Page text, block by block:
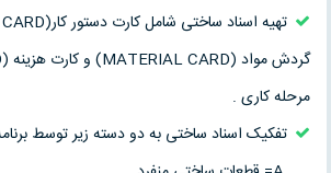
مرحله کاری .
تفکیک اسناد ساختی به دو دسته زیر توسط